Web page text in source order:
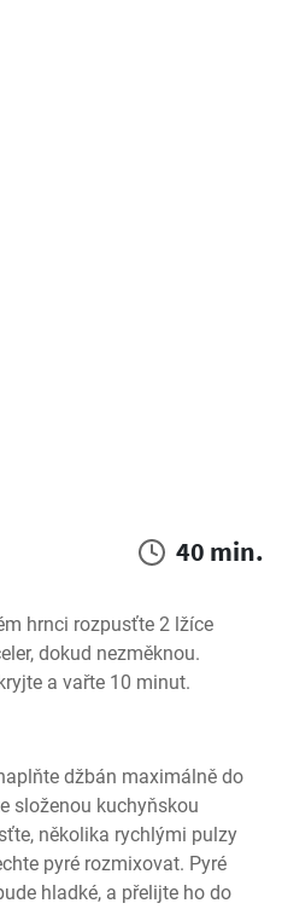
40 min.
hrnci rozpusťte 2 lžíce
dokud nezměknou.
a vařte 10 minut.
džbán maximálně do
složenou kuchyňskou
několika rychlými pulzy
pyré rozmixovat. Pyré
hladké, a přelijte ho do